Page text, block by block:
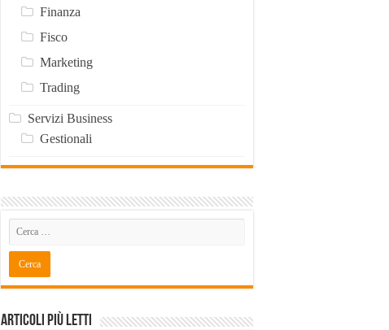
Finanza
Fisco
Marketing
Trading
Servizi Business
Gestionali
Articoli Più Letti